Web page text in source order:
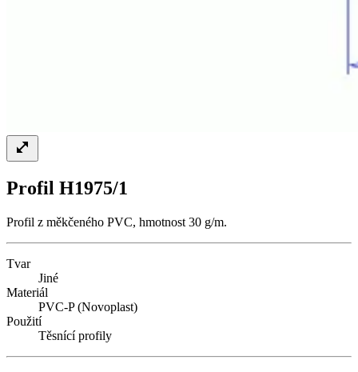
Profil H1975/1
Profil z měkčeného PVC, hmotnost 30 g/m.
Tvar
Jiné
Materiál
PVC-P (Novoplast)
Použití
Těsnící profily